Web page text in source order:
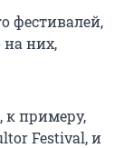
фестивалей,
на них,
к примеру,
Festival, и